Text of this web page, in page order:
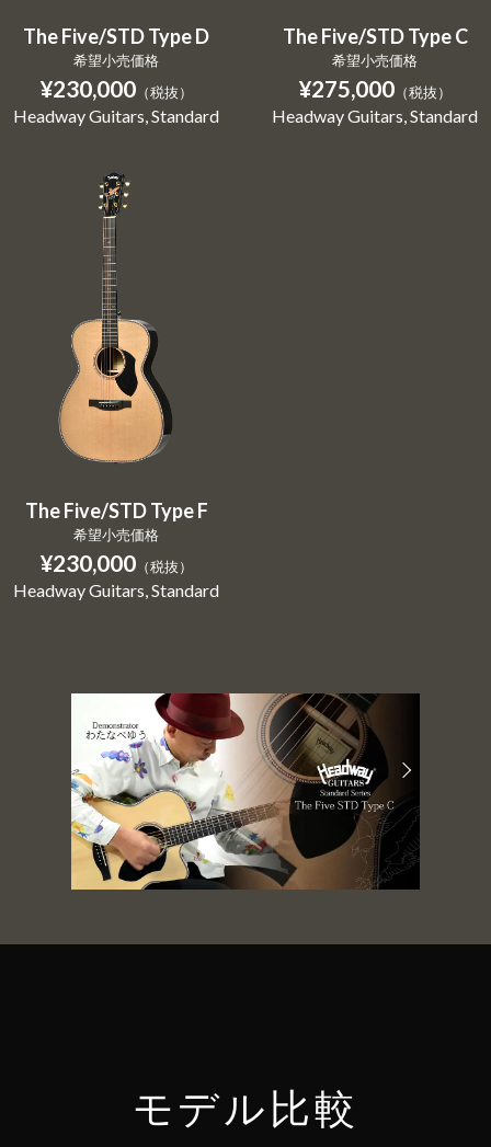
The Five/STD Type D
希望小売価格
¥230,000（税抜）
Headway Guitars Standard
The Five/STD Type C
希望小売価格
¥275,000（税抜）
Headway Guitars Standard
The Five/STD Type F
希望小売価格
¥230,000（税抜）
Headway Guitars Standard
モデル比較